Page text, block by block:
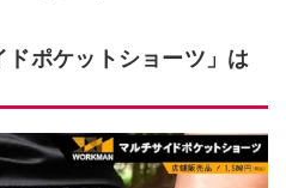
ポケットショーツ」は